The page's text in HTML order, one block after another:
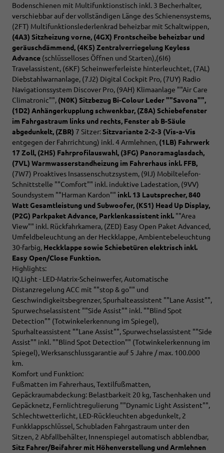
Bodenschienen mit Multifunktionstisch inkl. 3 Becherhalter,
verschiebbar auf der vollständigen Länge des Schienensystems,
(2FT) Multifunktionslederlenkrad beheizbar mit Schaltwippen,
(4A3) Sitzheizung vorne, (4GX) Frontscheibe beheizbar und
geräuschdämmend, (4K5) Zentralverriegelung Keyless
Advance (schlüsselloses Öffnen und Starten),(6I6)
Travelassistent, (6KF) Scheinwerferleiste hinterleuchtet, (7AL)
Diebstahlwarnanlage, (7J2) Digital Cockpit Pro, (7UY) Radio
Navigationssystem Discover Pro, (9AH) Klimaanlage ""Air Care
Climatronic"", (N0K) Sitzbezug Bi-Colour Leder ""Savona"",
(1D2) Anhängerkupplung schwenkbar, (Z8A) Schiebefenster
im Fahrgastraum links und rechts, Fenster ab B-Säule
abgedunkelt, (ZBR) 7 Sitzer:Sitzvariante 2-2-3 (Vis-a-Vis
entgegen der Fahrrichtung) inkl. 4 Armlehnen, (1LB) Fahrwerk
17 Zoll, (2H5) Fahrprofilauswahl, (3FG) Panoramaglasdach,
(7VL) Warmwasserstandheizung im Fahrerhaus inkl. FFB,
(7W7) Proaktives Insassenschutzsystem, (9IJ) Mobiltelefon-
Schnittstelle ""Comfort"" inkl. induktive Ladestation, (9VV)
Soundsystem ""Harman Kardon"" inkl. 13 Lautsprecher, 840
Watt Gesamtleistung und Subwoofer, (KS1) Head Up Display,
(P2G) Parkpaket Advance, Parklenkassistent inkl. ""Area
View"" inkl. Rückfahrkamera, (ZED) Easy Open Paket Advanced,
Umfeldbeleuchtung an der Heckklappe, Ambientebeleuchtung
30-farbig, Heckklappe sowie Schiebetüren elektrisch inkl.
Easy Open/Close Funktion.
Highlights:
IQ.Light - LED-Matrix-Scheinwerfer, Automatische
Distanzregelung ACC mit ""stop & go"" und
Geschwindigkeitsbegrenzer, Spurhalteassistent ""Lane Assist"",
Spurwechselassistent ""Side Assist"" inkl. ""Blind Spot
Detection"" (Totwinkelerkennung im Spiegel),
Spurhalteassistent ""Lane Assist"", Spurwechselassistent ""Side
Assist"" inkl. ""Blind Spot Detection"" (Totwinkelerkennung im
Spiegel), Werksanschlussgarantie auf 5 Jahre / max. 100.000
km.
Komfort und Funktion:
Fußmatten im Fahrerhaus, Textilfußmatten,
Gepäckraumabdeckung: Belastbarkeit 20 kg, Taschenhaken und
Gepäcknetz, Fernlichtregulierung ""Dynamic Light Assistent"",
Schlechtwetterlicht, LED-Rückleuchten abgedunkelt, 2
Funkklappschlüssel, Schubladen Fahrgastraum unter den
Sitzen, 2 Abfallbehälter, Innenspiegel automatisch abblendbar,
Sitz Fahrer/Beifahrer mit Höhenverstellung und Armlehnen